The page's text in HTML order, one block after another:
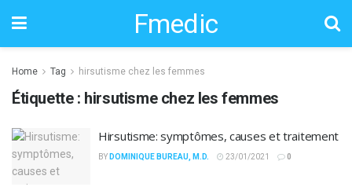
Fmedic
Home Tag hirsutisme chez les femmes
Étiquette : hirsutisme chez les femmes
Hirsutisme: symptômes, causes et traitement
BY DOMINIQUE BUREAU, M.D. 23/01/2021 0